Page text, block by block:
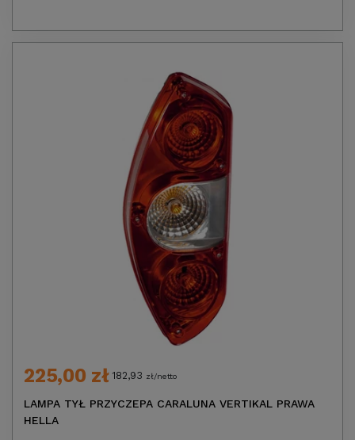
225,00 zł 182,93 zł/netto
LAMPA TYŁ PRZYCZEPA CARALUNA VERTIKAL PRAWA
HELLA